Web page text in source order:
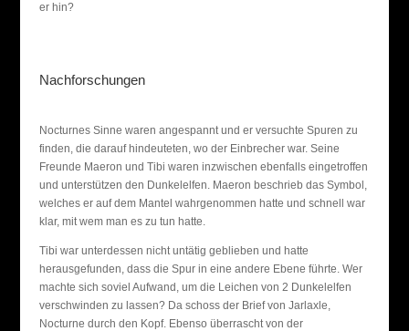
er hin?
Nachforschungen
Nocturnes Sinne waren angespannt und er versuchte Spuren zu
finden, die darauf hindeuteten, wo der Einbrecher war. Seine
Freunde Maeron und Tibi waren inzwischen ebenfalls eingetroffen
und unterstützen den Dunkelelfen. Maeron beschrieb das Symbol,
welches er auf dem Mantel wahrgenommen hatte und schnell war
klar, mit wem man es zu tun hatte.
Tibi war unterdessen nicht untätig geblieben und hatte
herausgefunden, dass die Spur in eine andere Ebene führte. Wer
machte sich soviel Aufwand, um die Leichen von 2 Dunkelelfen
verschwinden zu lassen? Da schoss der Brief von Jarlaxle,
Nocturne durch den Kopf. Ebenso überrascht von der